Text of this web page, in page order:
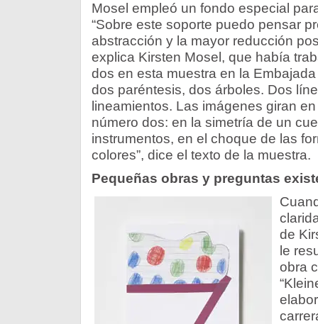
Mosel empleó un fondo especial
“Sobre este soporte puedo pensar
abstracción y la mayor reducción
explica Kirsten Mosel, que había
dos en esta muestra en la
dos paréntesis, dos árboles. Dos
lineamientos. Las imágenes giran
número dos: en la simetría de un
instrumentos, en el choque de las
colores”, dice el texto de la muestra.
Pequeñas obras y preguntas
de
le
obra